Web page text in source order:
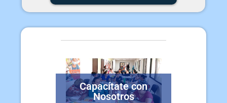
Capacítate con
Nosotros